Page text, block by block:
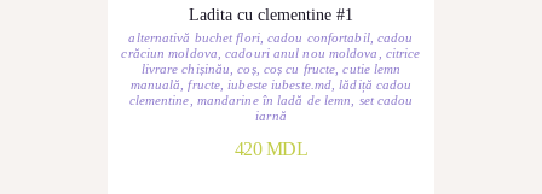
Ladita cu clementine #1
alternativă buchet flori,cadou confortabil, cadou
crăciun moldova ,cadouri anul nou moldova
citrice
livrare chișinău ,coș, coș cu fructe ,cutie lemn
manuală ,fructe iubeste iubeste.md lădiță cadou
clementine mandarine în ladă de lemn
set cadou
iarnă
420MDL